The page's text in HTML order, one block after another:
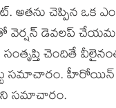
అతను చెప్పిన ఒక
వెర్షన్ డెవలప్
చెందితే
సమాచారం. హీరోయిన్
సమాచారం.